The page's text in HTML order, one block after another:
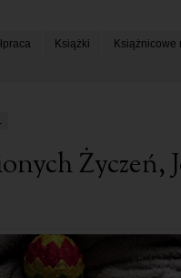
Książki Książnicowe
Życzeń,